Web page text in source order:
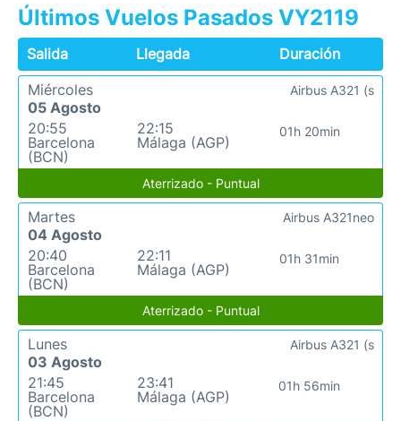
Últimos Vuelos Pasados VY2119
Salida Llegada
Duración
Miércoles
05 Agosto
20:55
Barcelona
(BCN)
22:15
Málaga (AGP)
01h 20min
Airbus A321 (s
Aterrizado - Puntual
Martes
04 Agosto
20:40
Barcelona
(BCN)
22:11
Málaga (AGP)
01h 31min
Airbus A321neo
Aterrizado - Puntual
Lunes
03 Agosto
21:45
Barcelona
(BCN)
23:41
Málaga (AGP)
01h 56min
Airbus A321 (s